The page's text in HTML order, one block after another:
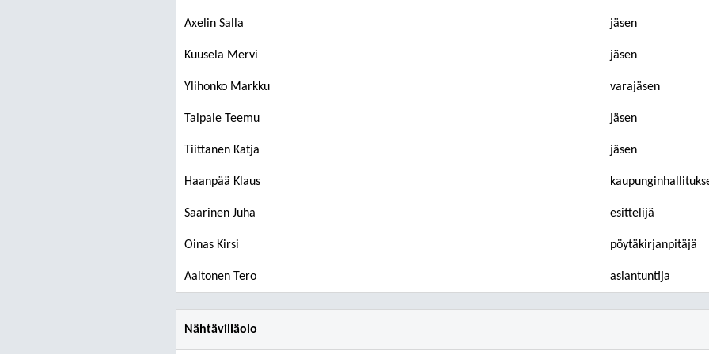
Axelin Salla jäsen
Kuusela Mervi jäsen
Ylihonko Markku varajäsen
Taipale Teemu jäsen
Tiittanen Katja jäsen
Haanpää Klaus
Saarinen Juha esittelijä
Oinas Kirsi pöytäkirjanpitäjä
Aaltonen Tero asiantuntija
Nähtävilläolo